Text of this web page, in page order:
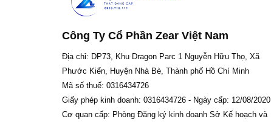
Công Ty Cổ Phần Zear Việt Nam
Địa chỉ: DP73, Khu Dragon Parc 1 Nguyễn Hữu Thọ, Xã
Phước Kiển, Huyện Nhà Bè, Thành phố Hồ Chí Minh
Mã số thuế: 0316434726
Giấy phép kinh doanh: 0316434726 - Ngày cấp: 12/08/2020.
Cơ quan cấp: Phòng Đăng ký kinh doanh Sở Kế hoạch và